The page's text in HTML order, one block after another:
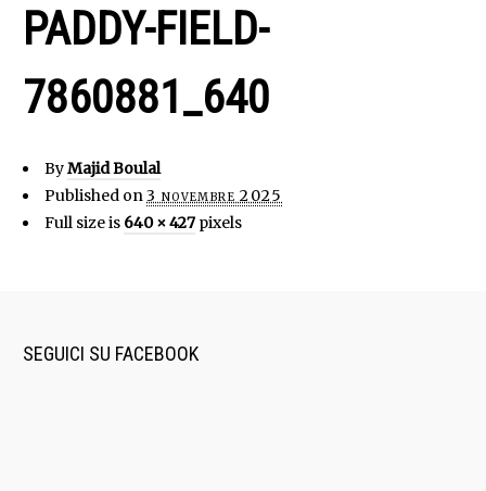
PADDY-FIELD-
7860881_640
ByMajid Boulal
Published on3 novembre 2025
Full size is 640 × 427 pixels
SEGUICI SU FACEBOOK